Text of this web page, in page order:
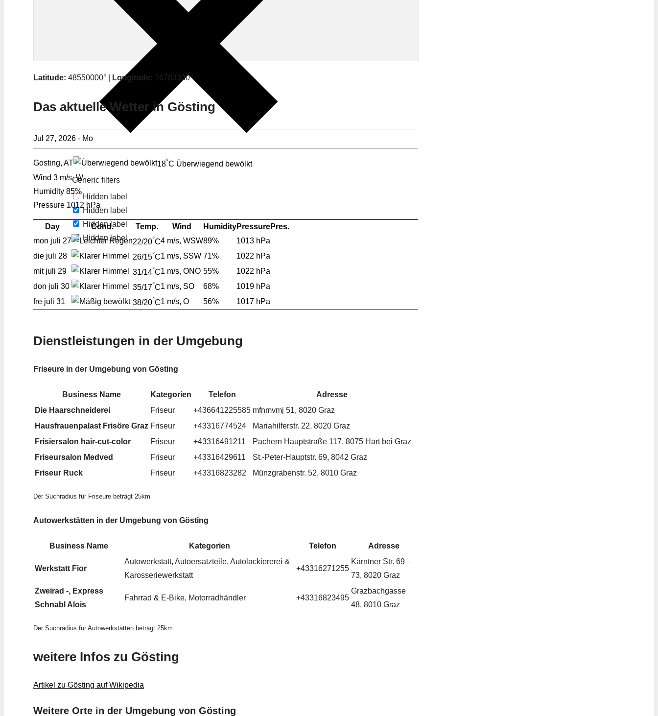
Generic filters
Hidden label
Hidden label
Hidden label
Hidden label
Latitude: 48550000° | Longitude: 16783330°
Das aktuelle Wetter in Gösting
Jul 27, 2026 - Mo
Gosting, AT 18°C Überwiegend bewölkt
Wind 3 m/s, W
Humidity 85%
Pressure 1012 hPa
Day Cond. Temp. Wind HumidityPressurePres.
mon juli 27 22/20°C4 m/s, WSW89%
1013 hPa
die juli 28 26/15°C1 m/s, SSW 71%
1022 hPa
mit juli 29 31/14°C1 m/s, ONO 55%
1022 hPa
don juli 30 35/17°C1 m/s, SO 68%
1019 hPa
fre juli 31 38/20°C1 m/s, O 56% 1017 hPa
Dienstleistungen in der Umgebung
Friseure in der Umgebung von Gösting
Business Name Kategorien Telefon
Adresse
Die Haarschneiderei
Friseur +436641225585 mfnmvmj 51, 8020 Graz
Hausfrauenpalast Frisöre Graz Friseur +43316774524
Mariahilferstr. 22, 8020 Graz
Frisiersalon hair-cut-color
Friseur +43316491211
Pachern Hauptstraße 117, 8075 Hart bei Graz
Friseursalon Medved
Friseur +43316429611
St.-Peter-Hauptstr. 69, 8042 Graz
Friseur Ruck
Friseur +43316823282 Münzgrabenstr. 52, 8010 Graz
Der Suchradius für Friseure beträgt 25km
Autowerkstätten in der Umgebung von Gösting
Business Name Kategorien Telefon Adresse
Werkstatt Fior
Autowerkstatt, Autoersatzteile, Autolackiererei &
Karosseriewerkstatt
+43316271255
Kärntner Str. 69 –
73, 8020 Graz
Zweirad -, Express
Schnabl Alois
Fahrrad & E-Bike, Motorradhändler +43316823495
Grazbachgasse
48, 8010 Graz
Der Suchradius für Autowerkstätten beträgt 25km
weitere Infos zu Gösting
Artikel zu Gösting auf Wikipedia
Weitere Orte in der Umgebung von Gösting